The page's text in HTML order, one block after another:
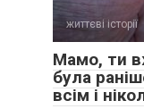
життєві історії
Мамо, ти
була
всім і